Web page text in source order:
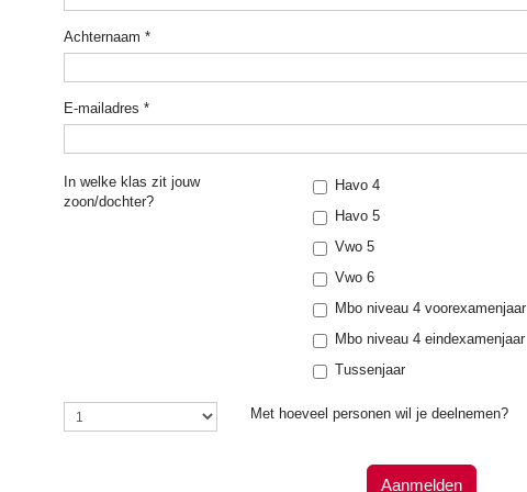
Achternaam *
E-mailadres *
In welke klas zit jouw
zoon/dochter?
Havo 4
Havo 5
Vwo 5
Vwo 6
Mbo niveau 4 voorexamenjaar
Mbo niveau 4 eindexamenjaar
Tussenjaar
Met hoeveel personen wil je deelnemen?
Aanmelden